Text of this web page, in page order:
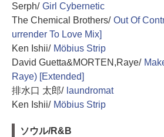
Serph/Girl Cybernetic
The Chemical Brothers/Out Of
urrender To Love Mix]
Ken Ishii/Möbius Strip
David Guetta&MORTEN,Raye/
Raye) [Extended]
排水口 太郎/laundromat
Ken Ishii/Möbius Strip
ソウル/R&B